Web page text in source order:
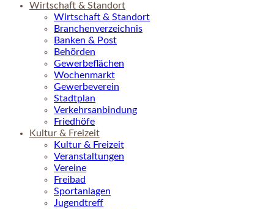
Wirtschaft & Standort
Wirtschaft & Standort
Branchenverzeichnis
Banken & Post
Behörden
Gewerbeflächen
Wochenmarkt
Gewerbeverein
Stadtplan
Verkehrsanbindung
Friedhöfe
Kultur & Freizeit
Kultur & Freizeit
Veranstaltungen
Vereine
Freibad
Sportanlagen
Jugendtreff